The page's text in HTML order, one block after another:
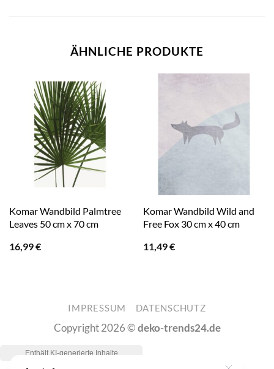
ÄHNLICHE PRODUKTE
Komar Wandbild Palmtree
Leaves 50 cm x 70 cm
16,99€
Komar Wandbild Wild and
Free Fox 30 cm x 40 cm
11,49€
IMPRESSUM DATENSCHUTZ
Copyright 2026 ©deko-trends24.de